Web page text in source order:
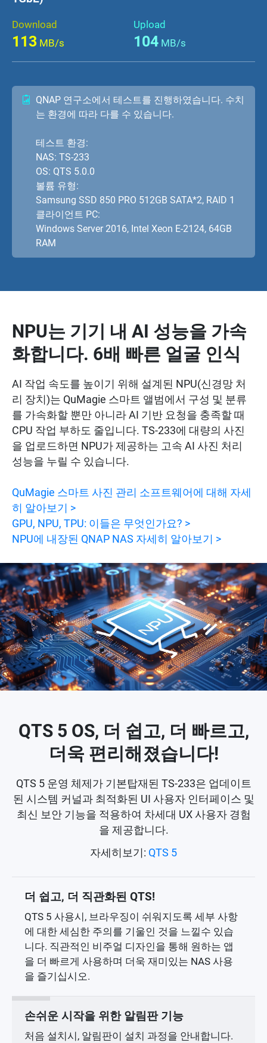
Download
113 MB/s
Upload
104 MB/s
QNAP 연구소에서 테스트를 진행하였습니다. 수치
는 환경에 따라 다를 수 있습니다.
테스트 환경:
NAS: TS-233
OS: QTS 5.0.0
볼륨 유형:
Samsung SSD 850 PRO 512GB SATA*2, RAID 1
클라이언트 PC:
Windows Server 2016, Intel Xeon E-2124, 64GB
RAM
NPU는 기기 내 AI 성능을 가속
화합니다. 6배 빠른 얼굴 인식
AI 작업 속도를 높이기 위해 설계된 NPU(신경망 처
리 장치)는 QuMagie 스마트 앨범에서 구성 및 분류
를 가속화할 뿐만 아니라 AI 기반 요청을 충족할 때
CPU 작업 부하도 줄입니다. TS-233에 대량의 사진
을 업로드하면 NPU가 제공하는 고속 AI 사진 처리
성능을 누릴 수 있습니다.
QuMagie 스마트 사진 관리 소프트웨어에 대해 자세
히 알아보기 >
GPU, NPU, TPU: 이들은 무엇인가요? >
NPU에 내장된 QNAP NAS 자세히 알아보기 >
QTS 5 OS, 더 쉽고, 더 빠르고,
더욱 편리해졌습니다!
QTS 5 운영 체제가 기본탑재된 TS-233은 업데이트
된 시스템 커널과 최적화된 UI 사용자 인터페이스 및
최신 보안 기능을 적용하여 차세대 UX 사용자 경험
을 제공합니다.
자세히보기: QTS 5
더 쉽고, 더 직관화된 QTS!
QTS 5 사용시, 브라우징이 쉬워지도록 세부 사항
에 대한 세심한 주의를 기울인 것을 느낄수 있습
니다. 직관적인 비주얼 디자인을 통해 원하는 앱
을 더 빠르게 사용하며 더욱 재미있는 NAS 사용
을 즐기십시오.
손쉬운 시작을 위한 알림판 기능
처음 설치시, 알림판이 설치 과정을 안내합니다.